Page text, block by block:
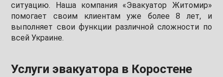
ситуацию. Наша компания «Эвакуатор Житомир»
помогает своим клиентам уже более 8 лет, и
выполняет свои функции различной сложности по
всей Украине.
Услуги эвакуатора в Коростене